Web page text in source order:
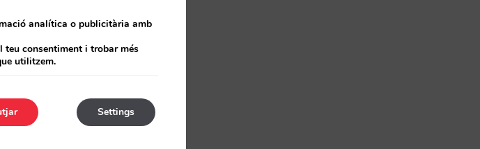
analítica o publicitària amb
teu consentiment i trobar més
utilitzem.
Settings